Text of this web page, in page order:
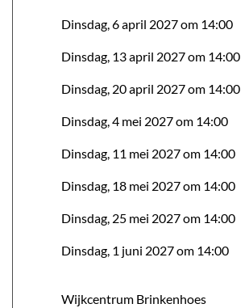
Dinsdag, 6 april 2027 om 14:00
Dinsdag, 13 april 2027 om 14:00
Dinsdag, 20 april 2027 om 14:00
Dinsdag, 4 mei 2027 om 14:00
Dinsdag, 11 mei 2027 om 14:00
Dinsdag, 18 mei 2027 om 14:00
Dinsdag, 25 mei 2027 om 14:00
Dinsdag, 1 juni 2027 om 14:00
Wijkcentrum Brinkenhoes